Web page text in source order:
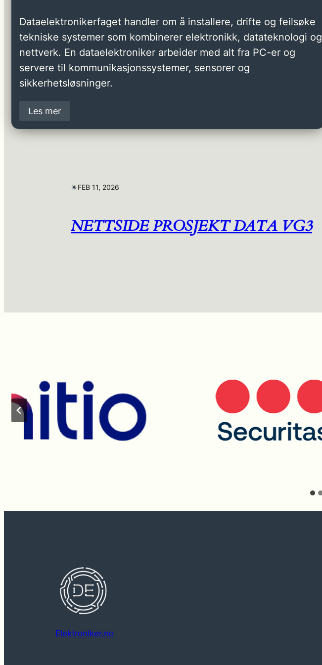
Dataelektronikerfaget handler om å installere, drifte og feilsøke
tekniske systemer som kombinerer elektronikk, datateknologi og
nettverk. En dataelektroniker arbeider med alt fra PC-er og
servere til kommunikasjonssystemer, sensorer og
sikkerhetsløsninger.
Les mer
✴︎FEB 11, 2026
NETTSIDE PROSJEKT DATA VG3
Elektroniker.no